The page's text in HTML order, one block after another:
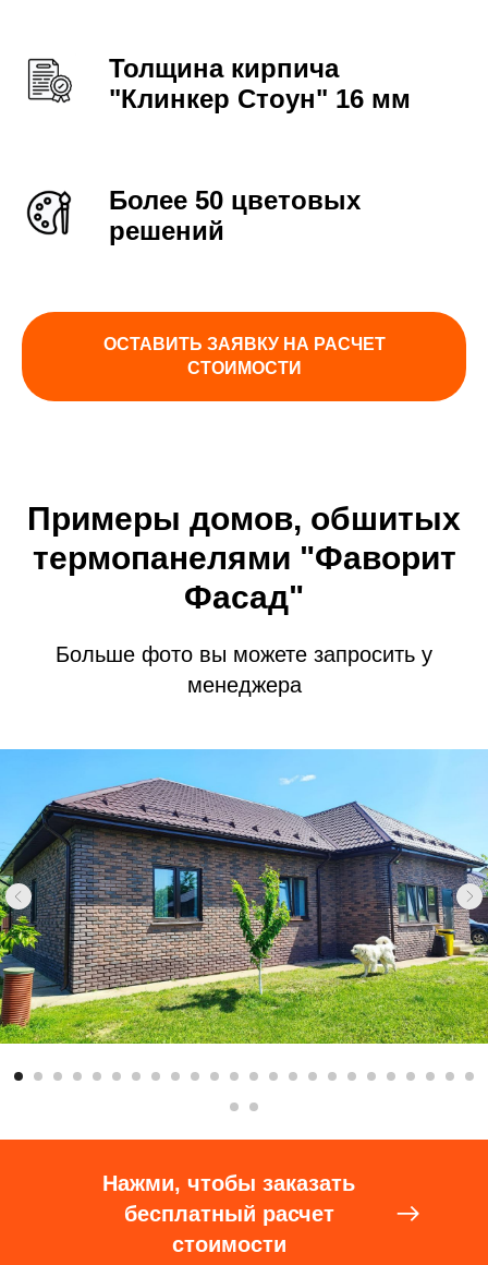
Толщина кирпича
"Клинкер Стоун" 16 мм
Более 50 цветовых
решений
ОСТАВИТЬ ЗАЯВКУ НА РАСЧЕТ
СТОИМОСТИ
Примеры домов, обшитых
термопанелями "Фаворит
Фасад"
Больше фото вы можете запросить у
менеджера
Нажми, чтобы заказать
бесплатный расчет
стоимости